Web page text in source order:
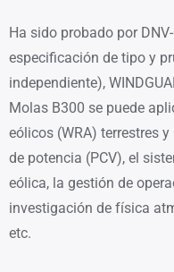
Ha sido probado por
especificación de tipo y
independiente),
Molas B300 se puede
eólicos (WRA) terrestres
de potencia (PCV), el
eólica, la gestión de
investigación de física
etc.